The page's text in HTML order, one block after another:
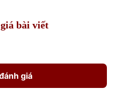
bài viết
giá